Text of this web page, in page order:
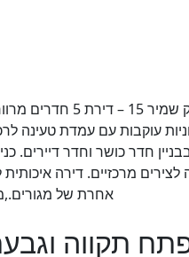
להשכרה בבלעדיות | רמת הדר, גבעת
מ״ר + מרפסת שמש 15 מ״ר. כוללת מחסן צמוד, 2 חניות
חדר כושר וחדר דיירים.
לצירים מרכזיים. דירה
אחרת של
תקווה